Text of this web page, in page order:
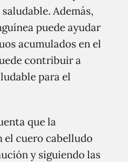
Además,
puede ayudar
acumulados en el
contribuir a
para el
que la
el cuero cabelludo
y siguiendo las